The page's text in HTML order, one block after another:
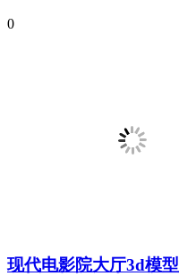
0
现代电影院大厅3d模型